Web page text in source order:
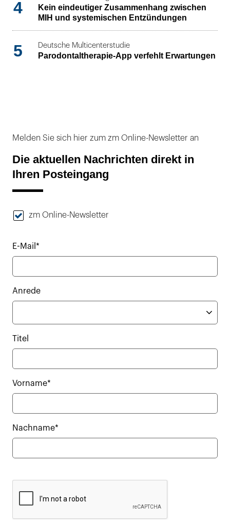
4
Kein eindeutiger Zusammenhang zwischen
MIH und systemischen Entzündungen
5 Deutsche Multicenterstudie
Parodontaltherapie-App verfehlt Erwartungen
Melden Sie sich hier zum zm Online-Newsletter an
Die aktuellen Nachrichten direkt in
Ihren Posteingang
zm Online-Newsletter
E-Mail*
Anrede
Titel
Vorname*
Nachname*